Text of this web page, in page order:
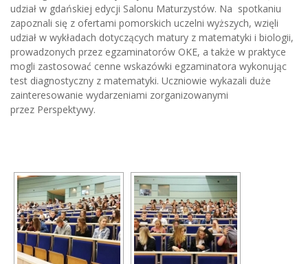
udział w gdańskiej edycji Salonu Maturzystów. Na spotkaniu
zapoznali się z ofertami pomorskich uczelni wyższych, wzięli
udział w wykładach dotyczących matury z matematyki i biologii,
prowadzonych przez egzaminatorów OKE, a także w praktyce
mogli zastosować cenne wskazówki egzaminatora wykonując
test diagnostyczny z matematyki. Uczniowie wykazali duże
zainteresowanie wydarzeniami zorganizowanymi
przez Perspektywy.